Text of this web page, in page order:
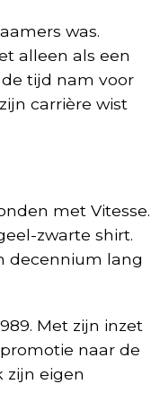
was.
alleen als een
tijd nam voor
carrière wist
met Vitesse.
zwarte shirt.
decennium lang
Met zijn inzet
naar de
zijn eigen